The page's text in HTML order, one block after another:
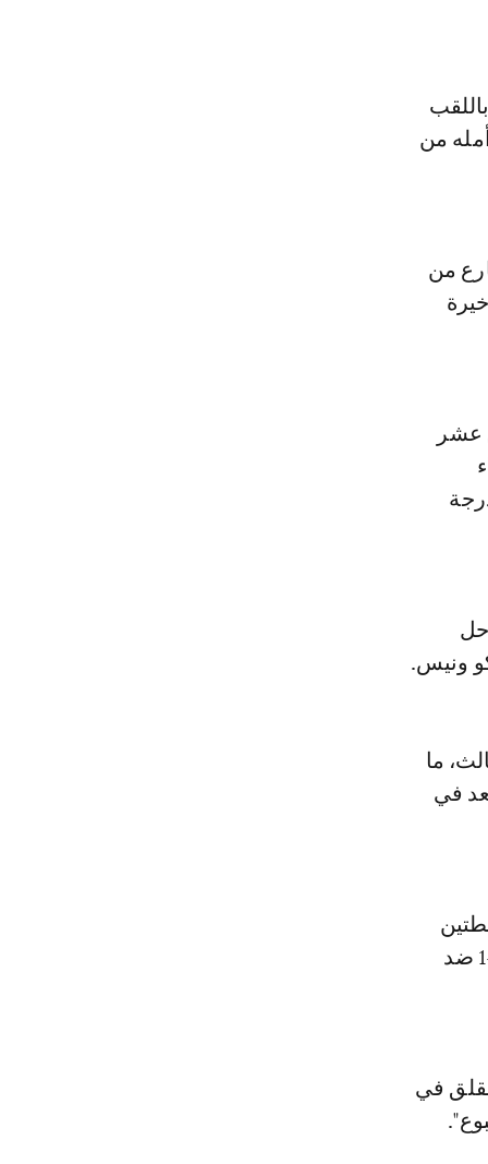
من
من
عشر
ونيس.
3-2 على رين الثالث، ما
في
خلف رين، فقد كان عليه انتزاع أول انتصار له في خمس مباريات الأحد (2-1 ضد
في